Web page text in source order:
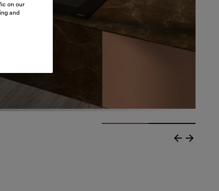
on our
and